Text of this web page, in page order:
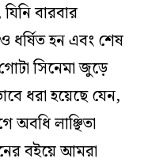
বারবার
ধর্ষিত হন এবং শেষ
সিনেমা জুড়ে
ধরা হয়েছে যেন,
লাঞ্ছিতা
বইয়ে আমরা